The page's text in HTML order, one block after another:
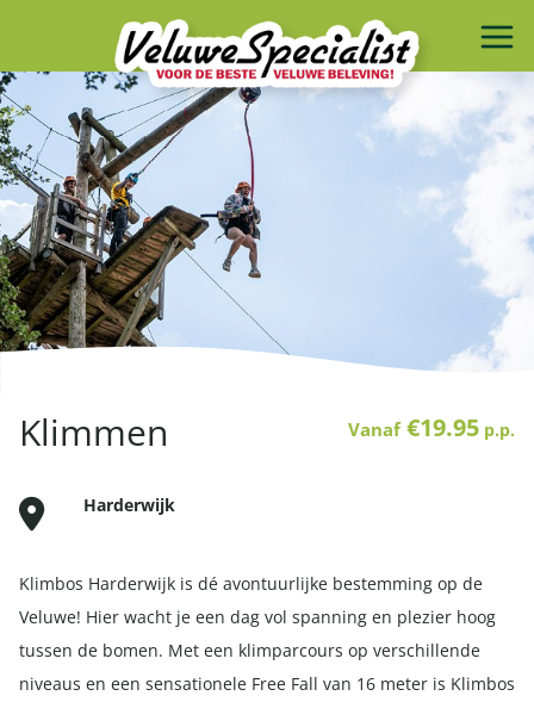
Klimmen Vanaf€19.95 p.p.
Harderwijk
Klimbos Harderwijk is dé avontuurlijke bestemming op de
Veluwe! Hier wacht je een dag vol spanning en plezier hoog
tussen de bomen. Met een klimparcours op verschillende
niveaus en een sensationele Free Fall van 16 meter is Klimbos